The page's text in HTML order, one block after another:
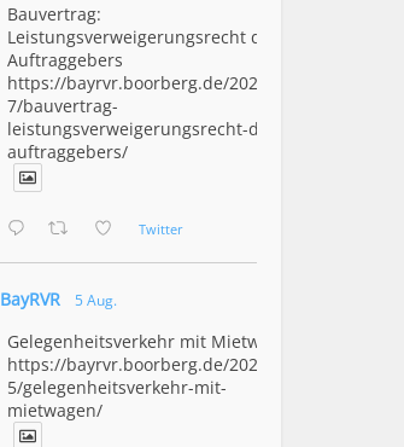
Bauvertrag:
Leistungsverweigerungsrecht des
Auftraggebers
https://bayrvr.boorberg.de/2026/08/0
7/bauvertrag-
leistungsverweigerungsrecht-des-
auftraggebers/
Twitter
BayRVR 5 Aug.
Gelegenheitsverkehr mit Mietwagen
https://bayrvr.boorberg.de/2026/08/0
5/gelegenheitsverkehr-mit-
mietwagen/